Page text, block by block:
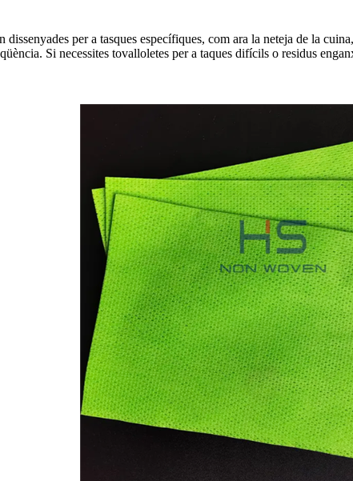
per a tasques específiques, com ara la neteja de la
Si necessites tovalloletes per a taques difícils o residus